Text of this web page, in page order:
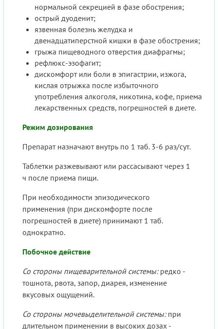
нормальной секрецией в фазе обострения;
острый дуоденит;
язвенная болезнь желудка и
двенадцатиперстной кишки в фазе обострения;
грыжа пищеводного отверстия диафрагмы;
рефлюкс-эзофагит;
дискомфорт или боли в эпигастрии, изжога,
кислая отрыжка после избыточного
употребления алкоголя, никотина, кофе, приема
лекарственных средств, погрешностей в диете.
Режим дозирования
Препарат назначают внутрь по 1 таб. 3-6 раз/сут.
Таблетки разжевывают или рассасывают через 1
ч после приема пищи.
При необходимости эпизодического
применения (при дискомфорте после
погрешностей в диете) принимают 1 таб.
однократно.
Побочное действие
Со стороны пищеварительной системы:редко -
тошнота, рвота, запор, диарея, изменение
вкусовых ощущений.
Со стороны мочевыделительной системы: при
длительном применении в высоких дозах -